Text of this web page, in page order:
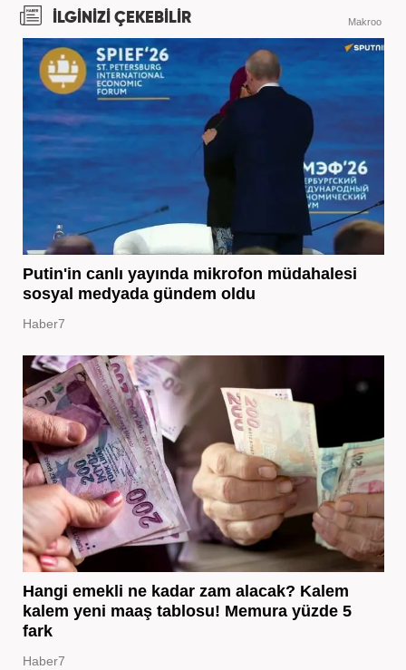
İLGİNİZİ ÇEKEBİLİR Makroo
Putin'in canlı yayında mikrofon müdahalesi
sosyal medyada gündem oldu
Haber7
Hangi emekli ne kadar zam alacak? Kalem
kalem yeni maaş tablosu! Memura yüzde 5
fark
Haber7